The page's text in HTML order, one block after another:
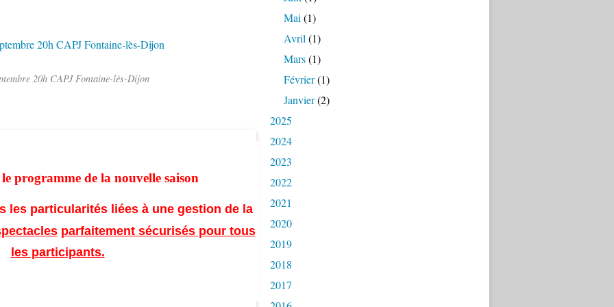
20h CAPJ Fontaine-lès-Dijon
programme de la nouvelle saison
les particularités liées à une gestion de la
parfaitement sécurisés pour tous
les participants.
Mai (1)
Avril (1)
Mars(1)
Février(1)
Janvier(2)
2025
2024
2023
2022
2021
2020
2019
2018
2017